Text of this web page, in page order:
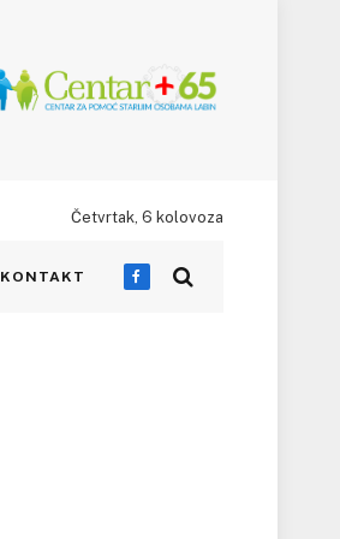
Četvrtak, 6 kolovoza
KONTAKT
Facebook